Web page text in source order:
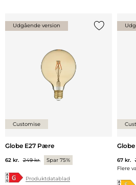
Udgående version
Customise
Globe E27 Pære
62 kr. 249 kr. Spar 75%
Produktdatablad
67 kr.
Flere